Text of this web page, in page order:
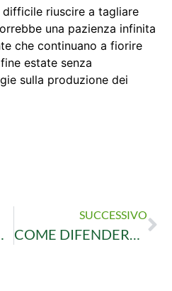
riuscire a tagliare
una pazienza infinita
che continuano a fiorire
estate senza
sulla produzione dei
GIAPPONESE?
SUCCESSIVO
COME DIFENDERE I POMODORI DA FUNGHI E PARASSITI